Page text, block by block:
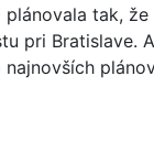
plánovala tak,
pri Bratislave.